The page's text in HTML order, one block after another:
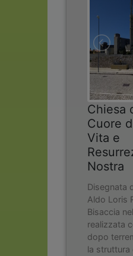
Chiesa
Cuore
Vita e
Nostra
Disegnata
Aldo Loris
Bisaccia
realizzata
dopo
la struttura